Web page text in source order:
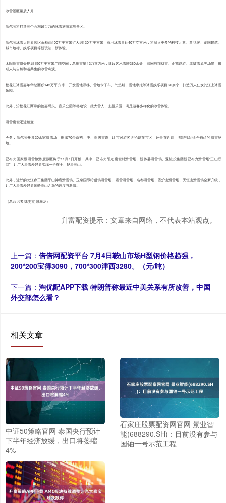
冰雪景区量质齐升
哈尔滨将打造三个面积超百万的冰雪旅游旗舰景区。
哈尔滨冰雪大世界园区面积由100万平方米扩大到120万平方米，总用冰雪量达40万立方米，将融入更多的科技元素、童话IP、多国建筑、
城市地标、娱乐项目等新玩法、新体验。
太阳岛雪博会规划150万平方米广阔空间，总用雪量12万立方米，建设艺术雪雕260余处，联同熊猫戏雪、企鹅巡游、虎啸雪原等场景，形
成人与自然和谐共生的冰雪奇观。
松花江冰雪嘉年华总面积145万平方米，开发雪地漂移、雪地卡丁车、气垫船、雪地摩托等冰雪娱乐项目60余个，打造万人狂欢的江上冰雪
乐园。
此外，沿松花江两岸的德嘉码头、音乐公园等将建设一批大雪人、主题乐园，满足游客多样化的冰雪体验。
滑雪度假远近相宜
今冬，哈尔滨开放20余家滑雪场，推出70余条初、中、高级雪道，让市民游客无论是在市区，还是在近郊，都能找到适合自己的滑雪场
地。
亚布力国家级滑雪旅游度假区将于11月7日开板，其中，亚布力阳光度假村滑雪场、新体委滑雪场、亚旅投集团新亚布力滑雪场“三山联
网”，让广大滑雪爱好者实现一卡在手、畅滑三山。
此外，近郊的龙江森工集团平山神鹿滑雪场、玉泉国际狩猎场滑雪场、霜雪滑雪场、名都滑雪场、香炉山滑雪场、天恒山滑雪场全新升级，
让广大滑雪爱好者体验高山之巅的速度与激情。
（总台记者 魏雯雯 彭海龙）
升富配资提示：文章来自网络，不代表本站观点。
上一篇： 倍倍网配资平台 7月4日鞍山市场H型钢价格趋强，
200*200宝得3090，700*300津西3280。（元/吨）
下一篇： 淘优配APP下载 特朗普称最近中美关系有所改善，中国
外交部怎么看？
相关文章
中证50策略官网 泰国央行预计
下半年经济放缓，出口将萎缩
4%
石家庄股票配资网官网 景业智
能(688290.SH)：目前没有参与
国铀一号示范工程